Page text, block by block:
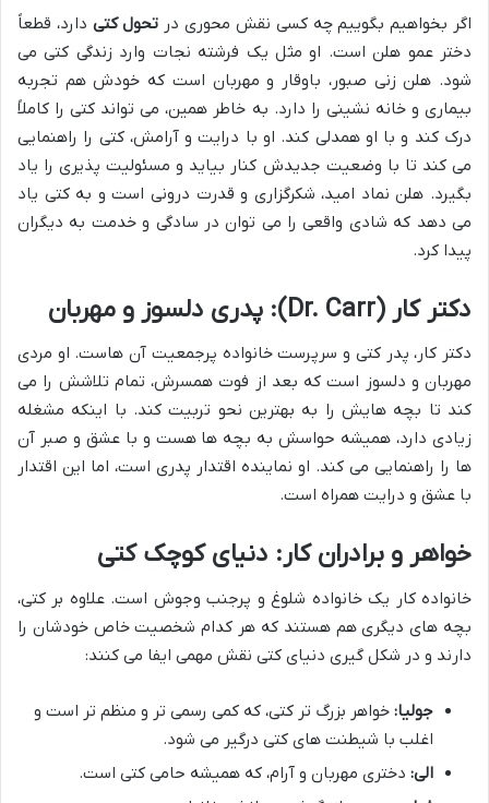
اگر بخواهیم بگوییم چه کسی نقش محوری در تحول کتی دارد، قطعاً
دختر عمو هلن است. او مثل یک فرشته نجات وارد زندگی کتی می
شود. هلن زنی صبور، باوقار و مهربان است که خودش هم تجربه
بیماری و خانه نشینی را دارد. به خاطر همین، می تواند کتی را کاملاً
درک کند و با او همدلی کند. او با درایت و آرامش، کتی را راهنمایی
می کند تا با وضعیت جدیدش کنار بیاید و مسئولیت پذیری را یاد
بگیرد. هلن نماد امید، شکرگزاری و قدرت درونی است و به کتی یاد
می دهد که شادی واقعی را می توان در سادگی و خدمت به دیگران
پیدا کرد.
دکتر کار (Dr. Carr): پدری دلسوز و مهربان
دکتر کار، پدر کتی و سرپرست خانواده پرجمعیت آن هاست. او مردی
مهربان و دلسوز است که بعد از فوت همسرش، تمام تلاشش را می
کند تا بچه هایش را به بهترین نحو تربیت کند. با اینکه مشغله
زیادی دارد، همیشه حواسش به بچه ها هست و با عشق و صبر آن
ها را راهنمایی می کند. او نماینده اقتدار پدری است، اما این اقتدار
با عشق و درایت همراه است.
خواهر و برادران کار: دنیای کوچک کتی
خانواده کار یک خانواده شلوغ و پرجنب وجوش است. علاوه بر کتی،
بچه های دیگری هم هستند که هر کدام شخصیت خاص خودشان را
دارند و در شکل گیری دنیای کتی نقش مهمی ایفا می کنند:
جولیا: خواهر بزرگ تر کتی، که کمی رسمی تر و منظم تر است و
اغلب با شیطنت های کتی درگیر می شود.
الی: دختری مهربان و آرام، که همیشه حامی کتی است.